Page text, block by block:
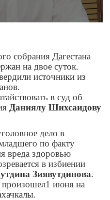
собрания Дагестана
на двое суток.
источники из
в суд об
Даниялу Шихсаидову
дело в
по факту
вреда здоровью
в избиении
Зиявутдинова.
июня на